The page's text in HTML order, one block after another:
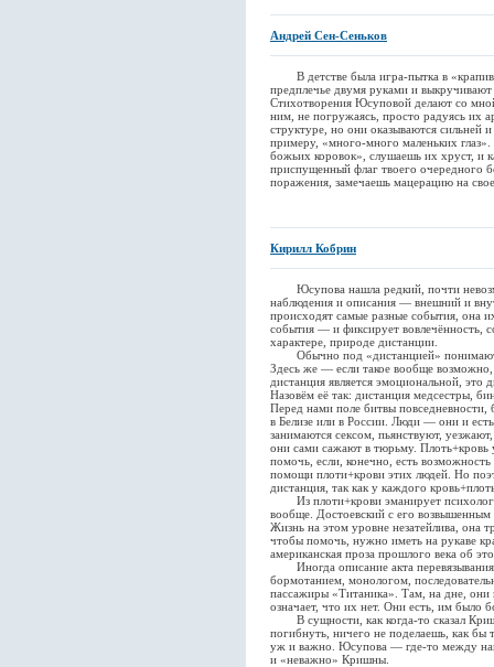
Андрей Сен-Сеньков
В детстве была игра-пытка в
предплечье двумя руками и
Стихотворения Юсуповой делают со
ним, не погружаясь, просто радуясь их
структуре, но они оказываются сильней
примеру, «много-много маленьких
божьих коровок», слушаешь их хруст, и
приспущенный флаг твоего очередного
поражения, замечаешь мацерацию на
Кирилл Кобрин
Юсупова нашла редкий, почти
наблюдения и описания — внешний и
происходят самые разные события, она
события — и фиксирует вовлечённость,
характере, природе дистанции.
Обычно под «дистанцией» понимают
Здесь же — если такое вообще
дистанция является эмоциональной, это
Назовём её так: дистанция медсестры,
Перед нами поле битвы
в Белизе или в России. Люди — они и
занимаются сексом, пьянствуют,
они сами сажают в тюрьму.
помочь, если, конечно, есть
помощи плоти+крови этих людей. Но
дистанция, так как у каждого
Из плоти+крови эманирует
вообще. Достоевский с его
Жизнь на этом уровне незатейлива, она
чтобы помочь, нужно иметь на рукаве
американская проза прошлого века об
Иногда описание акта перевязывания
бормотанием, монологом,
пассажиры «Титаника». Там, на дне, они
означает, что их нет. Они есть, им было
В сущности, как когда-то сказал
погибнуть, ничего не поделаешь, как бы
уж и важно. Юсупова — где-то между
и «неважно» Кришны.